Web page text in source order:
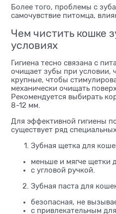
Более того, проблемы с
самочувствие питомца,
Чем чистить кошке
условиях
Гигиена тесно связана с
очищает зубы при условии,
крупные, чтобы
механически очищать
Рекомендуется выбирать
8-12 мм.
Для эффективной гигиены
существует ряд
Зубная щетка для
меньше и мягче щетки
с угловой ручкой.
Зубная паста для
безопасная, не
с привлекательным